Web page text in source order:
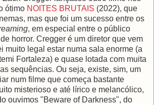
ótimo NOITES BRUTAIS (2022), que
mas que foi um sucesso entre os
, em especial entre o público
horror. Cregger é um diretor que vem
muito legal estar numa sala enorme (a
Fortaleza) e quase lotada com muita
sequências. Ou seja, existe, sim, um
num filme que começa bastante
misterioso e até lírico e melancólico,
ouvimos "Beware of Darkness", do